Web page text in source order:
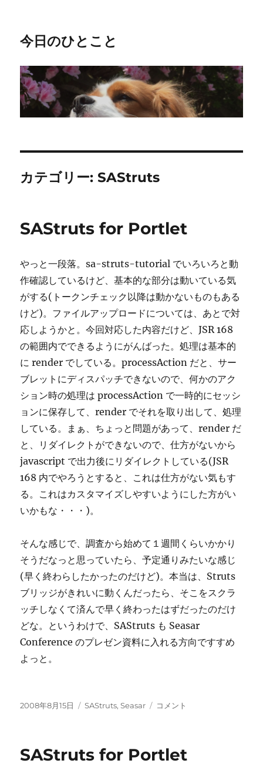
今日のひとこと
カテゴリー:SAStruts
SAStruts for Portlet
やっと一段落。sa-struts-tutorial でいろいろと動
作確認しているけど、基本的な部分は動いている気
がする(トークンチェック以降は動かないものもある
けど)。ファイルアップロードについては、あとで対
応しようかと。今回対応した内容だけど、JSR 168
の範囲内でできるようにがんばった。処理は基本的
に render でしている。processAction だと、サー
ブレットにディスパッチできないので、何かのアク
ション時の処理は processAction で一時的にセッシ
ョンに保存して、render でそれを取り出して、処理
している。まぁ、ちょっと問題があって、render だ
と、リダイレクトができないので、仕方がないから
javascript で出力後にリダイレクトしている(JSR
168 内でやろうとすると、これは仕方がない気もす
る。これはカスタマイズしやすいようにした方がい
いかもな・・・)。
そんな感じで、調査から始めて１週間くらいかかり
そうだなっと思っていたら、予定通りみたいな感じ
(早く終わらしたかったのだけど)。本当は、Struts
ブリッジがきれいに動くんだったら、そこをスクラ
ッチしなくて済んで早く終わったはずだったのだけ
どな。というわけで、SAStruts も Seasar
Conference のプレゼン資料に入れる方向ですすめ
よっと。
投
2008年8月15日
カ
ー
SAStruts,Seasar
SAStruts
コメント
SAStruts for Portlet